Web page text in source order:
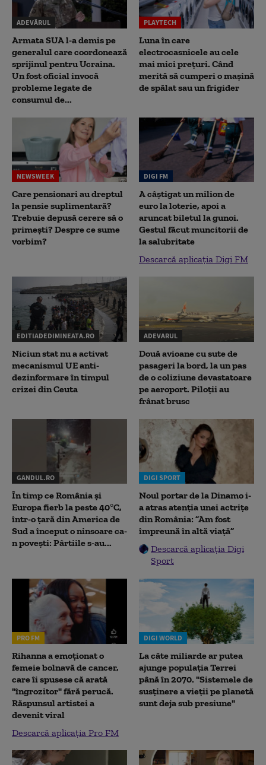
ADEVĂRUL
Armata SUA l-a demis pe
generalul care coordonează
sprijinul pentru Ucraina.
Un fost oficial invocă
probleme legate de
consumul de...
PLAYTECH
Luna în care
electrocasnicele au cele
mai mici prețuri. Când
merită să cumperi o mașină
de spălat sau un frigider
NEWSWEEK
Care pensionari au dreptul
la pensie suplimentară?
Trebuie depusă cerere să o
primești? Despre ce sume
vorbim?
DIGI FM
A câștigat un milion de
euro la loterie, apoi a
aruncat biletul la gunoi.
Gestul făcut muncitorii de
la salubritate
Descarcă aplicația Digi FM
EDITIADEDIMINEATA.RO
Niciun stat nu a activat
mecanismul UE anti-
dezinformare în timpul
crizei din Ceuta
ADEVARUL
Două avioane cu sute de
pasageri la bord, la un pas
de o coliziune devastatoare
pe aeroport. Piloții au
frânat brusc
GANDUL.RO
În timp ce România și
Europa fierb la peste 40°C,
într-o țară din America de
Sud a început o ninsoare ca-
n povești: Pârtiile s-au...
DIGI SPORT
Noul portar de la Dinamo i-
a atras atenția unei actrițe
din România: ”Am fost
împreună în altă viață”
Descarcă aplicația Digi
Sport
PRO FM
Rihanna a emoționat o
femeie bolnavă de cancer,
care îi spusese că arată
"îngrozitor" fără perucă.
Răspunsul artistei a
devenit viral
Descarcă aplicația Pro FM
DIGI WORLD
La câte miliarde ar putea
ajunge populația Terrei
până în 2070. "Sistemele de
susținere a vieții pe planetă
sunt deja sub presiune"